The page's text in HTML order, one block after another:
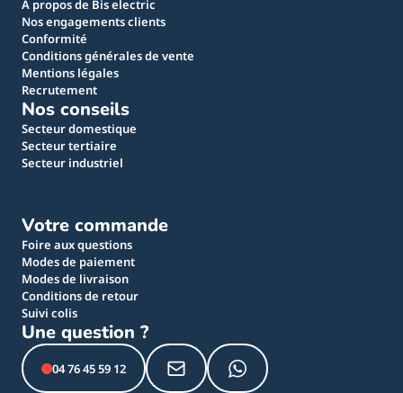
A propos de Bis electric
Nos engagements clients
Conformité
Conditions générales de vente
Mentions légales
Recrutement
Nos conseils
Secteur domestique
Secteur tertiaire
Secteur industriel
Votre commande
Foire aux questions
Modes de paiement
Modes de livraison
Conditions de retour
Suivi colis
Une question ?
04 76 45 59 12